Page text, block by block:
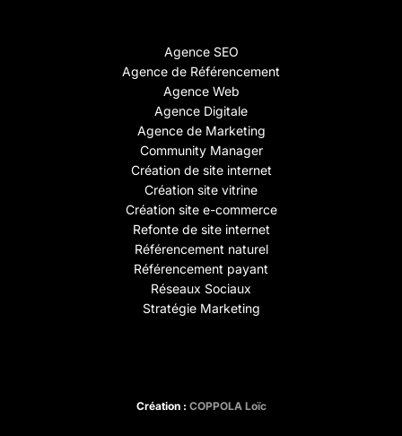
Agence SEO
Agence de Référencement
Agence Web
Agence Digitale
Agence de Marketing
Community Manager
Création de site internet
Création site vitrine
Création site e-commerce
Refonte de site internet
Référencement naturel
Référencement payant
Réseaux Sociaux
Stratégie Marketing
Création : COPPOLA Loïc